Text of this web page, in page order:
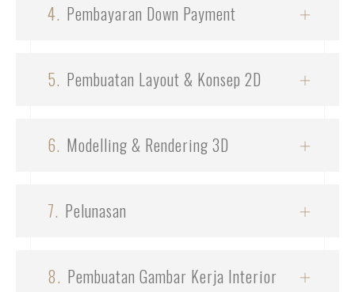
4. Pembayaran Down Payment
5. Pembuatan Layout & Konsep 2D
6. Modelling & Rendering 3D
7. Pelunasan
8. Pembuatan Gambar Kerja Interior